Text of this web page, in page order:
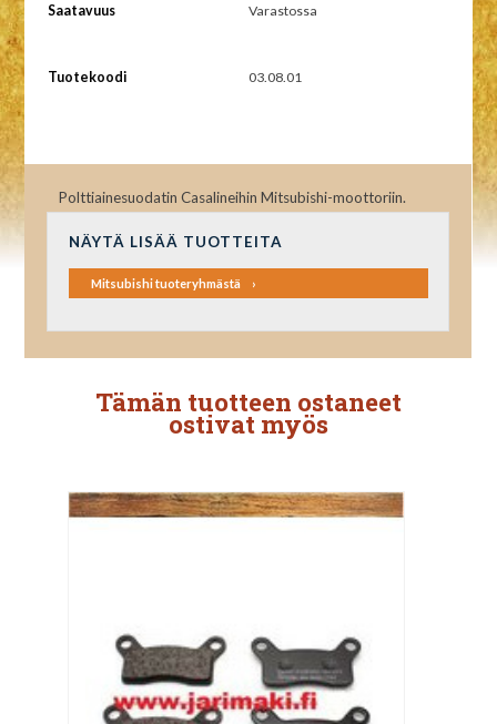
Saatavuus Varastossa
Tuotekoodi 03.08.01
Polttiainesuodatin Casalineihin Mitsubishi-moottoriin.
NÄYTÄ LISÄÄ TUOTTEITA
Mitsubishi tuoteryhmästä
Tämän tuotteen ostaneet
ostivat myös